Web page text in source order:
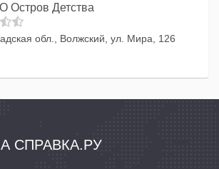
Остров Детства
обл., Волжский, ул. Мира, 126
СПРАВКА.РУ